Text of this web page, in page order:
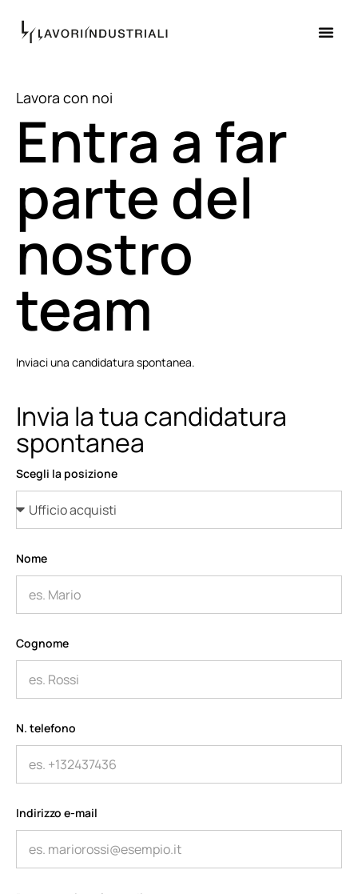
Lavora con noi
Entra a far
parte del
nostro
team
Inviaci una candidatura spontanea.
Invia la tua candidatura
spontanea
Scegli la posizione
Nome
Cognome
N. telefono
Indirizzo e-mail